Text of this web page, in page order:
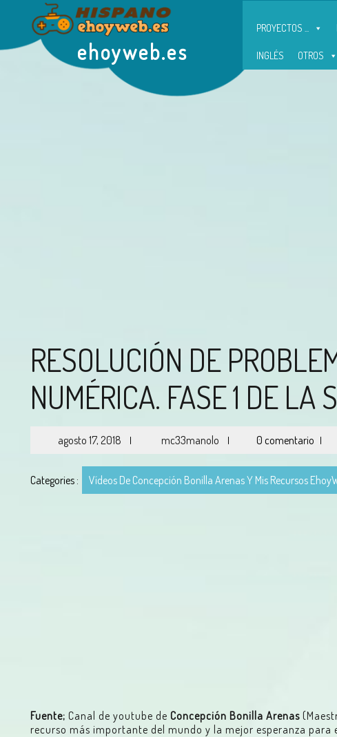
ehoyweb.es
PROYECTOS ...
INGLÉS OTROS
RESOLUCIÓN DE
NUMÉRICA. FASE 1 DE LA
agosto 17, 2018 | mc33manolo | 0 comentario |
Categories : Vídeos De Concepción Bonilla Arenas Y Mis Recursos
Fuente; Canal de youtube de Concepción Bonilla Arenas
recurso más importante del mundo y la mejor esperanza para